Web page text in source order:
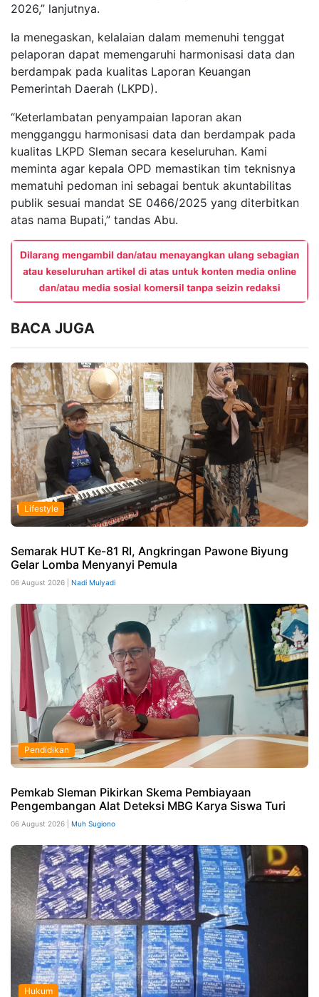
2026,” lanjutnya.
Ia menegaskan, kelalaian dalam memenuhi tenggat
pelaporan dapat memengaruhi harmonisasi data dan
berdampak pada kualitas Laporan Keuangan
Pemerintah Daerah (LKPD).
“Keterlambatan penyampaian laporan akan
mengganggu harmonisasi data dan berdampak pada
kualitas LKPD Sleman secara keseluruhan. Kami
meminta agar kepala OPD memastikan tim teknisnya
mematuhi pedoman ini sebagai bentuk akuntabilitas
publik sesuai mandat SE 0466/2025 yang diterbitkan
atas nama Bupati,” tandas Abu.
BACA JUGA
Lifestyle
Semarak HUT Ke-81 RI, Angkringan Pawone Biyung
Gelar Lomba Menyanyi Pemula
06 August 2026 | Nadi Mulyadi
Pendidikan
Pemkab Sleman Pikirkan Skema Pembiayaan
Pengembangan Alat Deteksi MBG Karya Siswa Turi
06 August 2026 | Muh Sugiono
Hukum